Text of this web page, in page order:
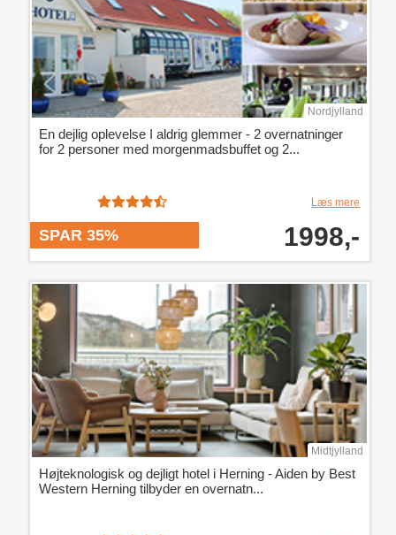
Nordjylland
En dejlig oplevelse I aldrig glemmer - 2 overnatninger
for 2 personer med morgenmadsbuffet og 2...
Læs mere
SPAR 35% 1998,-
Midtjylland
Højteknologisk og dejligt hotel i Herning - Aiden by Best
Western Herning tilbyder en overnatn...